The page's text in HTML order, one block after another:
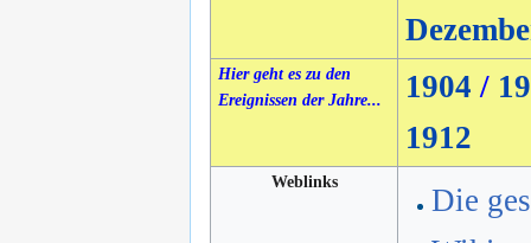
Hier geht es zu den
Ereignissen der Jahre...
1904 /
1912
Weblinks
Die